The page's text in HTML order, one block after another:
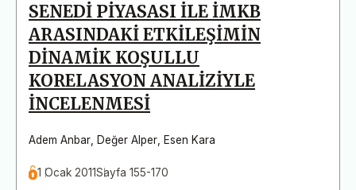
SENEDİ PİYASASI İLE İMKB
ARASINDAKİ ETKİLEŞİMİN
DİNAMİK KOŞULLU
KORELASYON ANALİZİYLE
İNCELENMESİ
Adem Anbar Değer Alper Esen Kara
1 Ocak 2011Sayfa 155-170